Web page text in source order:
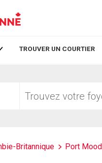
TROUVER UN COURTIER
votre
Britannique Port